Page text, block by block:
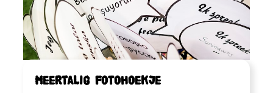
Meertalig fotohoekje